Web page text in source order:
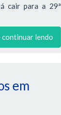
cair para a 29ª
continuar lendo
em